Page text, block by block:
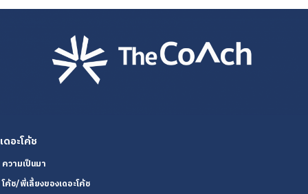
เดอะโค้ช
ความเป็นมา
โค้ช/พี่เลี้ยงของเดอะโค้ช